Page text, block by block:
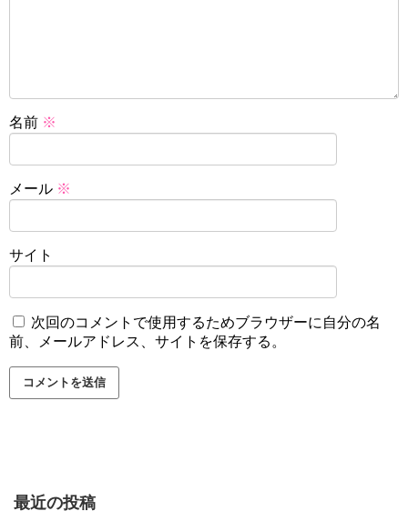
名前 ※
メール ※
サイト
次回のコメントで使用するためブラウザーに自分の名
前、メールアドレス、サイトを保存する。
最近の投稿